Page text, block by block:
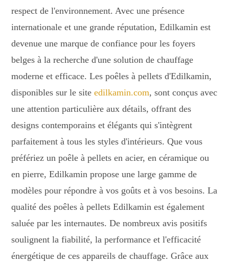
respect de l'environnement. Avec une présence
internationale et une grande réputation, Edilkamin est
devenue une marque de confiance pour les foyers
belges à la recherche d'une solution de chauffage
moderne et efficace. Les poêles à pellets d'Edilkamin,
disponibles sur le siteedilkamin.com, sont conçus avec
une attention particulière aux détails, offrant des
designs contemporains et élégants qui s'intègrent
parfaitement à tous les styles d'intérieurs. Que vous
préfériez un poêle à pellets en acier, en céramique ou
en pierre, Edilkamin propose une large gamme de
modèles pour répondre à vos goûts et à vos besoins. La
qualité des poêles à pellets Edilkamin est également
saluée par les internautes. De nombreux avis positifs
soulignent la fiabilité, la performance et l'efficacité
énergétique de ces appareils de chauffage. Grâce aux